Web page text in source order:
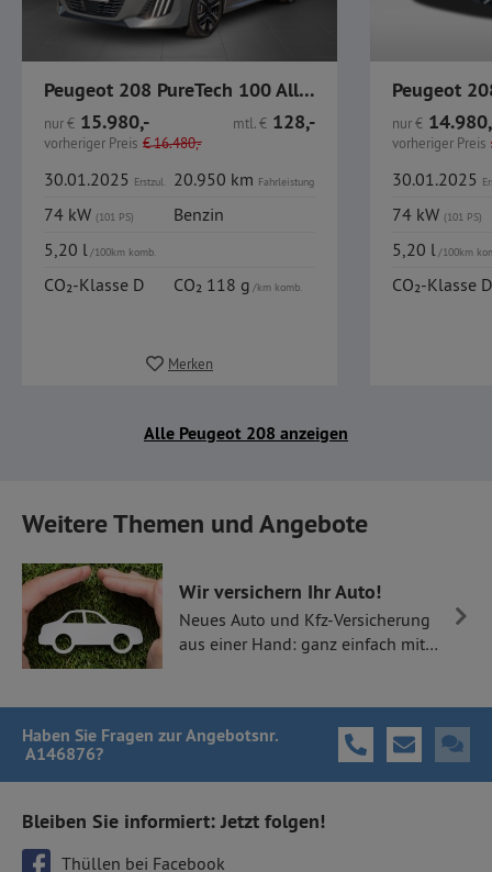
Peugeot 208 PureTech 100 Allure Alu LED CarPlay
nur€ 15.980,-
vorheriger Preis €16.480,-
mtl.€ 128,-
30.01.2025 Erstzul. 20.950 km Fahrleistung
74 kW (101 PS)
Benzin
5,20 l/100km komb.
CO₂-Klasse D CO₂ 118 g/km komb.
Merken
nur€
vorheriger Preis
30.01.2025
74 kW (101 PS)
5,20 l/100km
CO₂-Klasse D
Alle Peugeot 208 anzeigen
Weitere Themen und Angebote
Wir versichern Ihr Auto!
Neues Auto und Kfz-Versicherung
aus einer Hand: ganz einfach mit
Haben Sie Fragen zur Angebotsnr.
A146876?
Bleiben Sie informiert: Jetzt folgen!
Thüllen bei Facebook